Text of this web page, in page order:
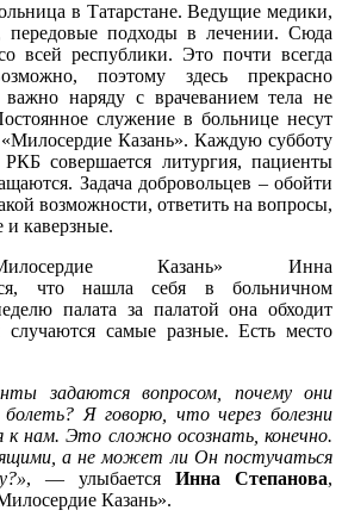
в Татарстане. Ведущие медики,
передовые подходы в лечении. Сюда
всей республики. Это почти всегда
поэтому здесь прекрасно
важно наряду с врачеванием тела не
служение в больнице несут
Казань». Каждую субботу
совершается литургия, пациенты
Задача добровольцев – обойти
возможности, ответить на вопросы,
и каверзные.
Казань» Инна
что нашла себя в больничном
палата за палатой она обходит
самые разные. Есть место
задаются вопросом, почему они
Я говорю, что через болезни
к нам. Это сложно осознать, конечно.
а не может ли Он постучаться
, — улыбается Инна Степанова,
Казань».